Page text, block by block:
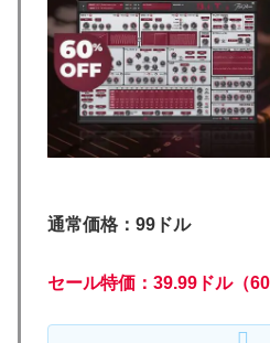
通常価格：99ドル
セール特価：39.99ドル（